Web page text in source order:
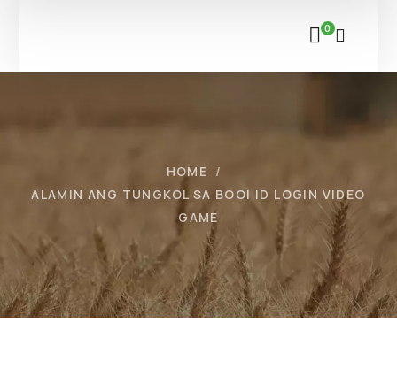
0
HOME
ALAMIN ANG TUNGKOL SA BOOI ID LOGIN VIDEO
GAME